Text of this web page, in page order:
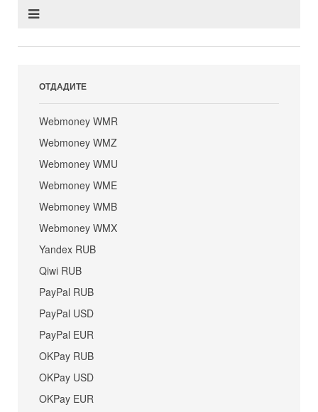
ОТДАДИТЕ
Webmoney WMR
Webmoney WMZ
Webmoney WMU
Webmoney WME
Webmoney WMB
Webmoney WMX
Yandex RUB
Qiwi RUB
PayPal RUB
PayPal USD
PayPal EUR
OKPay RUB
OKPay USD
OKPay EUR